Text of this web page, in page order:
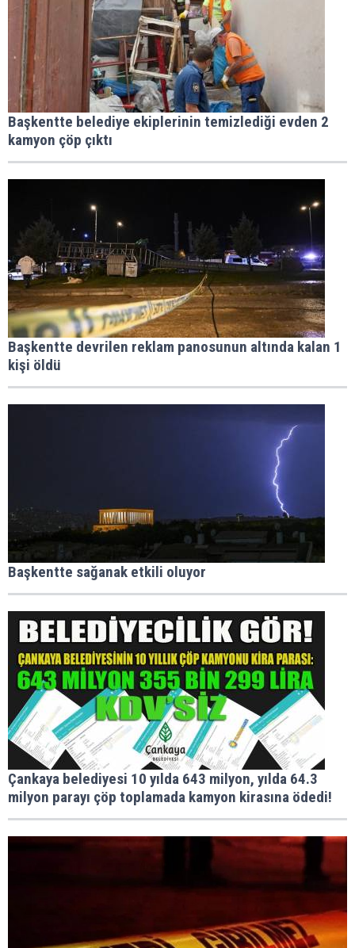
Başkentte belediye ekiplerinin temizlediği evden 2
kamyon çöp çıktı
Başkentte devrilen reklam panosunun altında kalan 1
kişi öldü
Başkentte sağanak etkili oluyor
Çankaya belediyesi 10 yılda 643 milyon, yılda 64.3
milyon parayı çöp toplamada kamyon kirasına ödedi!